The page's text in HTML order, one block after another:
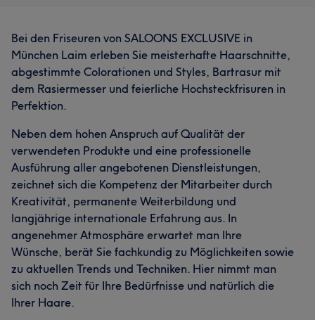
Bei den Friseuren von SALOONS EXCLUSIVE in
München Laim erleben Sie meisterhafte Haarschnitte,
abgestimmte Colorationen und Styles, Bartrasur mit
dem Rasiermesser und feierliche Hochsteckfrisuren in
Perfektion.
Neben dem hohen Anspruch auf Qualität der
verwendeten Produkte und eine professionelle
Ausführung aller angebotenen Dienstleistungen,
zeichnet sich die Kompetenz der Mitarbeiter durch
Kreativität, permanente Weiterbildung und
langjährige internationale Erfahrung aus. In
angenehmer Atmosphäre erwartet man Ihre
Wünsche, berät Sie fachkundig zu Möglichkeiten sowie
zu aktuellen Trends und Techniken. Hier nimmt man
sich noch Zeit für Ihre Bedürfnisse und natürlich die
Ihrer Haare.